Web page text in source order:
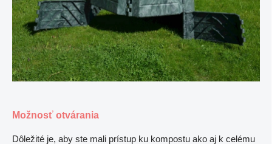
Možnosť otvárania
Dôležité je, aby ste mali prístup ku kompostu ako aj k celému